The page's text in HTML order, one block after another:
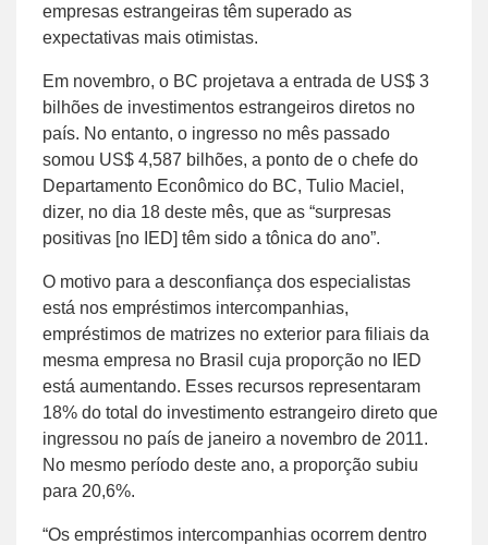
empresas estrangeiras têm superado as
expectativas mais otimistas.
Em novembro, o BC projetava a entrada de US$ 3
bilhões de investimentos estrangeiros diretos no
país. No entanto, o ingresso no mês passado
somou US$ 4,587 bilhões, a ponto de o chefe do
Departamento Econômico do BC, Tulio Maciel,
dizer, no dia 18 deste mês, que as “surpresas
positivas [no IED] têm sido a tônica do ano”.
O motivo para a desconfiança dos especialistas
está nos empréstimos intercompanhias,
empréstimos de matrizes no exterior para filiais da
mesma empresa no Brasil cuja proporção no IED
está aumentando. Esses recursos representaram
18% do total do investimento estrangeiro direto que
ingressou no país de janeiro a novembro de 2011.
No mesmo período deste ano, a proporção subiu
para 20,6%.
“Os empréstimos intercompanhias ocorrem dentro